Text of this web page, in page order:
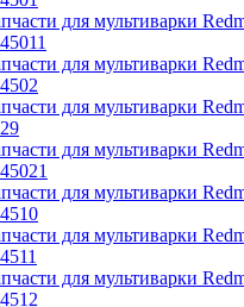
для мультиварки
для мультиварки
для мультиварки
для мультиварки
для мультиварки
для мультиварки
для мультиварки